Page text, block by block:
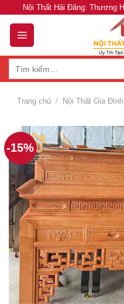
content
Nội Thất Hải Đăng: Thương
Trang chủ / Nội Thất Gia Đình
-15%